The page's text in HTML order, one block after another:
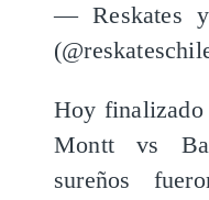
— Reskates
Hoy finalizado
Montt vs
sureños